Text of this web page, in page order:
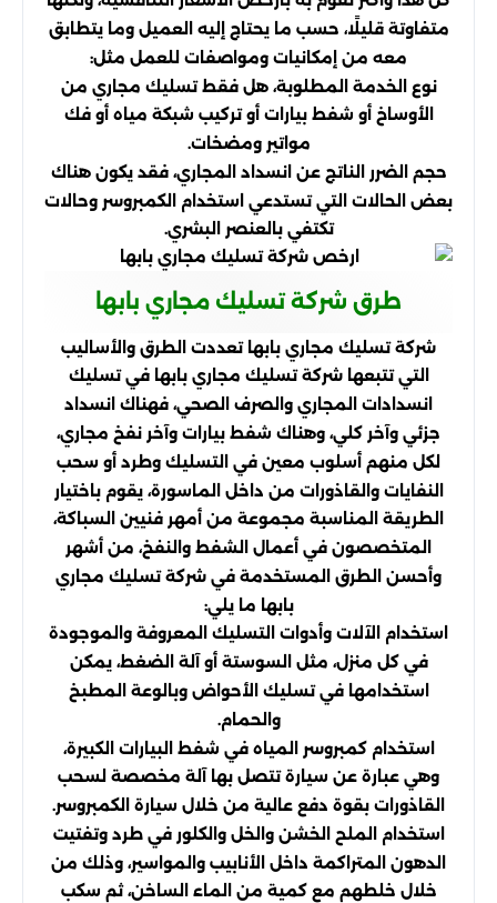
متفاوتة قليلًا، حسب ما يحتاج إليه العميل وما يتطابق
معه من إمكانيات ومواصفات للعمل مثل:
نوع الخدمة المطلوبة، هل فقط تسليك مجاري من
الأوساخ أو شفط بيارات أو تركيب شبكة مياه أو فك
مواتير ومضخات.
حجم الضرر الناتج عن انسداد المجاري، فقد يكون هناك
بعض الحالات التي تستدعي استخدام الكمبروسر وحالات
تكتفي بالعنصر البشري.
طرق شركة تسليك مجاري بابها
شركة تسليك مجاري بابها تعددت الطرق والأساليب
التي تتبعها شركة تسليك مجاري بابها في تسليك
انسدادات المجاري والصرف الصحي، فهناك انسداد
جزئي وآخر كلي، وهناك شفط بيارات وآخر نفخ مجاري،
لكل منهم أسلوب معين في التسليك وطرد أو سحب
النفايات والقاذورات من داخل الماسورة، يقوم باختيار
الطريقة المناسبة مجموعة من أمهر فنيين السباكة،
المتخصصون في أعمال الشفط والنفخ، من أشهر
وأحسن الطرق المستخدمة في شركة تسليك مجاري
بابها ما يلي:
استخدام الآلات وأدوات التسليك المعروفة والموجودة
في كل منزل، مثل السوستة أو آلة الضغط، يمكن
استخدامها في تسليك الأحواض وبالوعة المطبخ
والحمام.
استخدام كمبروسر المياه في شفط البيارات الكبيرة،
وهي عبارة عن سيارة تتصل بها آلة مخصصة لسحب
القاذورات بقوة دفع عالية من خلال سيارة الكمبروسر.
استخدام الملح الخشن والخل والكلور في طرد وتفتيت
الدهون المتراكمة داخل الأنابيب والمواسير، وذلك من
خلال خلطهم مع كمية من الماء الساخن، ثم سكب